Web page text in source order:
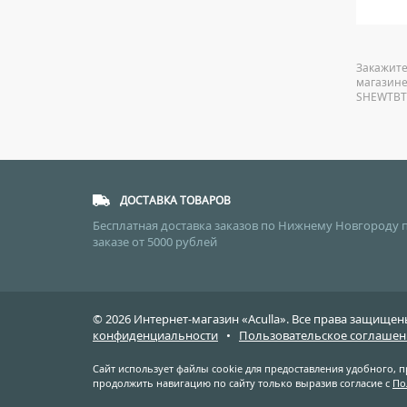
ДОСТАВКА ТОВАРОВ
Бесплатная доставка заказов по Нижнему Новгороду
заказе от 5000 рублей
© 2026 Интернет-магазин «Aculla». Все права
конфиденциальности • Пользовательское
Сайт использует файлы cookie для предоставления
продолжить навигацию по сайту только выразив согласие с